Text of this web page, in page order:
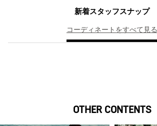
新着スタッフスナップ
コーディネートをすべて見る
OTHER CONTENTS